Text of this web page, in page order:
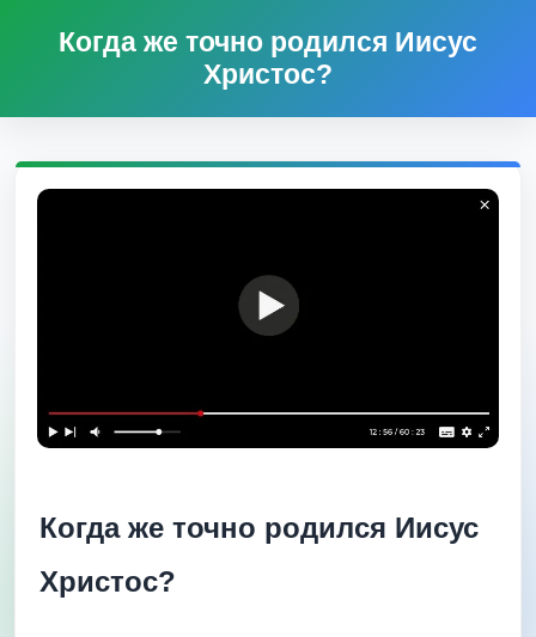
Когда же точно родился Иисус
Христос?
Когда же точно родился Иисус
Христос?